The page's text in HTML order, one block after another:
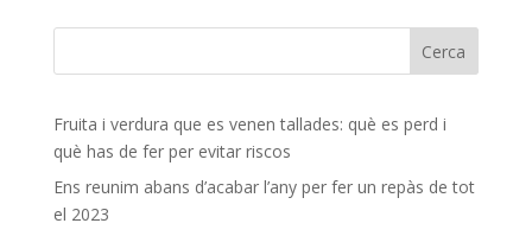
Fruita i verdura que es venen tallades: què es perd i
què has de fer per evitar riscos
Ens reunim abans d’acabar l’any per fer un repàs de tot
el 2023